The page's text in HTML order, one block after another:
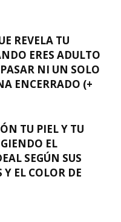
REVELA TU
ERES ADULTO
NI UN SOLO
ENCERRADO (+
TU PIEL Y TU
EL
SEGÚN SUS
Y EL COLOR DE